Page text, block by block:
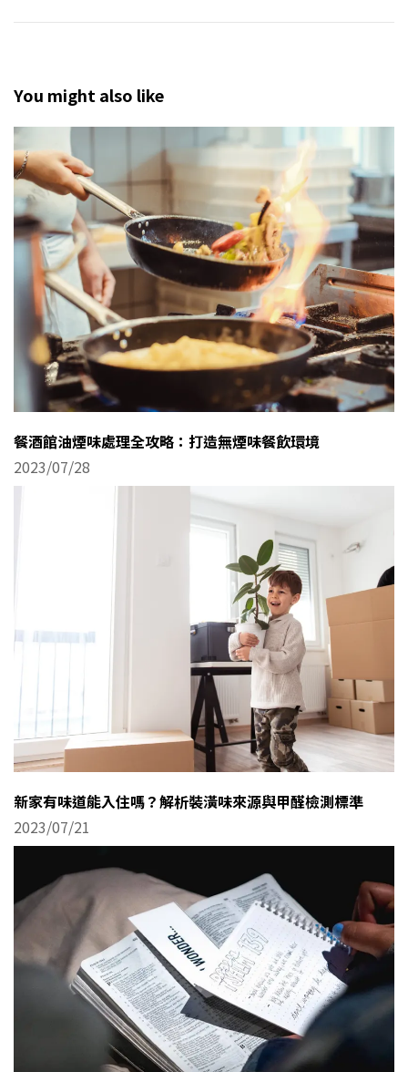
You might also like
餐酒館油煙味處理全攻略：打造無煙味餐飲環境
2023/07/28
新家有味道能入住嗎？解析裝潢味來源與甲醛檢測標準
2023/07/21